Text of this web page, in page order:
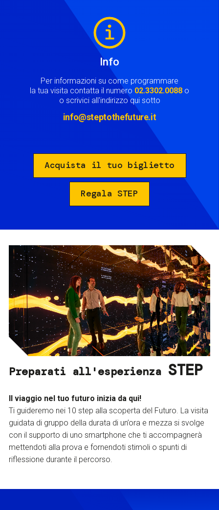
Info
Per informazioni su come programmare
la tua visita contatta il numero 02.3302.0088 o
o scrivici all'indirizzo qui sotto
info@steptothefuture.it
Acquista il tuo biglietto
Regala STEP
Preparati all'esperienza STEP
Il viaggio nel tuo futuro inizia da qui!
Ti guideremo nei 10 step alla scoperta del Futuro. La visita
guidata di gruppo della durata di un’ora e mezza si svolge
con il supporto di uno smartphone che ti accompagnerà
mettendoti alla prova e fornendoti stimoli o spunti di
riflessione durante il percorso.